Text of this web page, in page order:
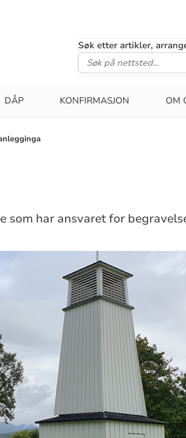
Søk etter artikler,
DÅP KONFIRMASJON OM
som har ansvaret for